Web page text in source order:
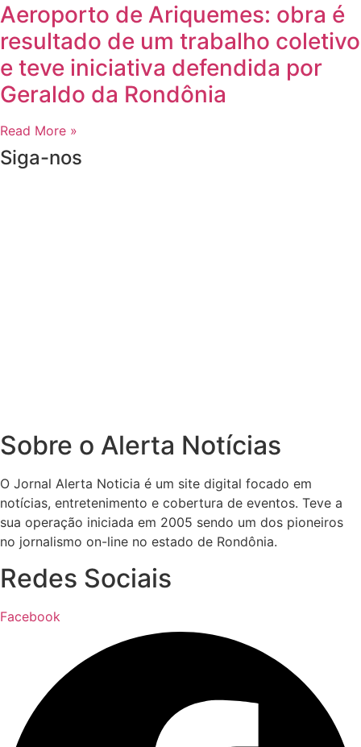
Aeroporto de Ariquemes: obra é
resultado de um trabalho coletivo
e teve iniciativa defendida por
Geraldo da Rondônia
Read More »
Siga-nos
Sobre o Alerta Notícias
O Jornal Alerta Noticia é um site digital focado em
notícias, entretenimento e cobertura de eventos. Teve a
sua operação iniciada em 2005 sendo um dos pioneiros
no jornalismo on-line no estado de Rondônia.
Redes Sociais
Facebook